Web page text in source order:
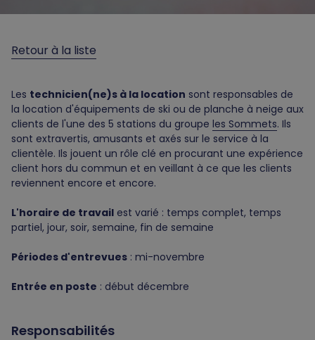
Retour à la liste
Les technicien(ne)s à la location sont responsables de
la location d'équipements de ski ou de planche à neige aux
clients de l'une des 5 stations du groupe les Sommets. Ils
sont extravertis, amusants et axés sur le service à la
clientèle. Ils jouent un rôle clé en procurant une expérience
client hors du commun et en veillant à ce que les clients
reviennent encore et encore.
L'horaire de travail est varié : temps complet, temps
partiel, jour, soir, semaine, fin de semaine
Périodes d'entrevues : mi-novembre
Entrée en poste : début décembre
Responsabilités